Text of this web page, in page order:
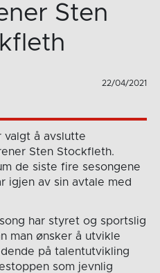
Sten
22/04/2021
valgt å avslutte
Sten Stockfleth.
de siste fire sesongene
igjen av sin avtale med
har styret og sportslig
man ønsker å utvikle
på talentutvikling
som jevnlig